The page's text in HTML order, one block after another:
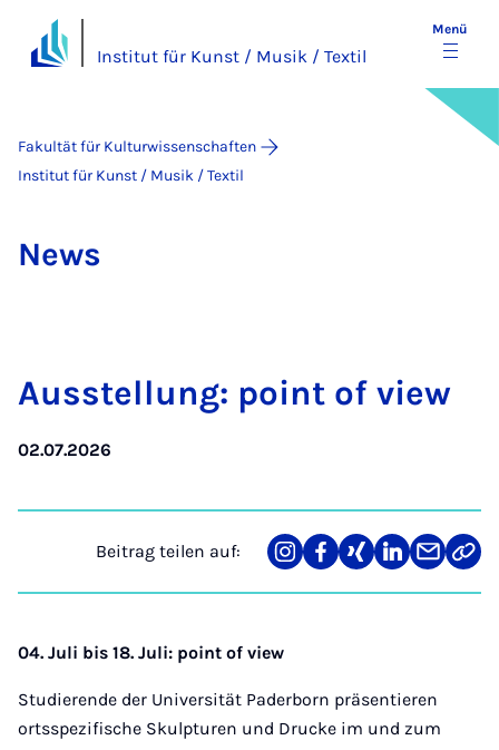
Institut für Kunst / Musik / Textil
Menü
Fakultät für Kulturwissenschaften
Institut für Kunst / Musik / Textil
News
Ausstel­lung: point of view
02.07.2026
Beitrag teilen auf:
Teilen
auf
Teilen
auf
Teilen
auf
Teilen
auf
Teilen
über
Link
04. Juli bis 18. Juli: point of view
Studierende der Universität Paderborn präsentieren
ortsspezifische Skulpturen und Drucke im und zum